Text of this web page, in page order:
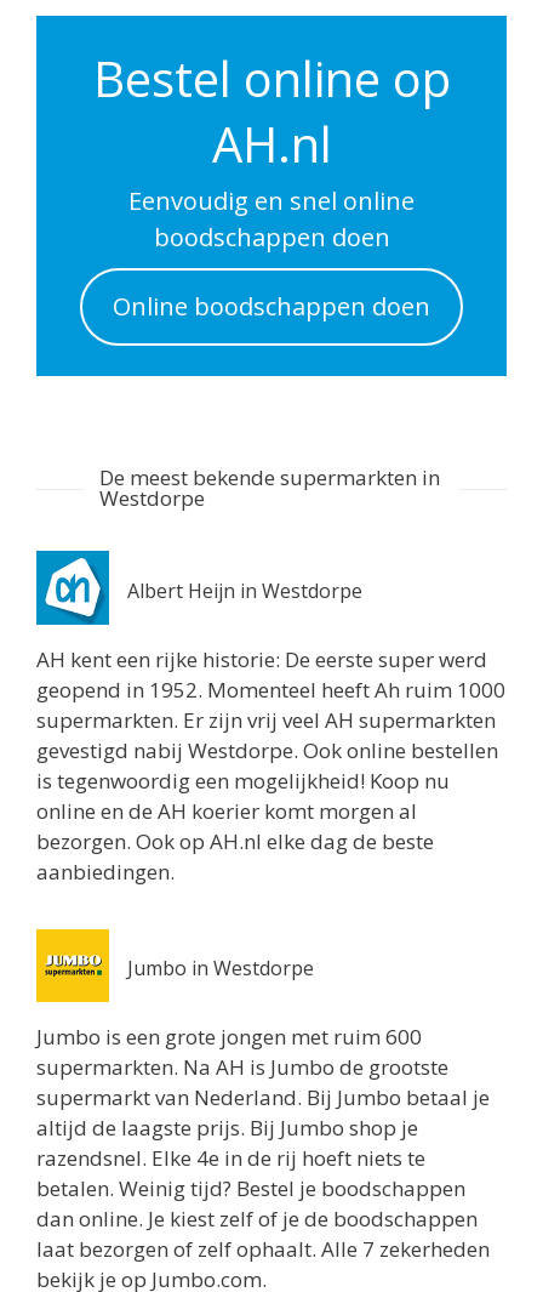
6.6 km
Routebeschrijving
Spar Philippine
Waterpoortstraat 4
Philippine 4553BG
7.2 km
Langestraat 2
9.1 km
Routebeschrijving
Alvarezlaan 40
Terneuzen 4536BD
9.6 km
Routebeschrijving
Albert Heijn Terneuzen
Bellamystraat 141
Terneuzen 4536AJ
Routebeschrijving
Bestel online op
AH.nl
Eenvoudig en snel online
boodschappen doen
Online boodschappen doen
De meest bekende supermarkten in
Westdorpe
Albert Heijn in Westdorpe
AH kent een rijke historie: De eerste super werd
geopend in 1952. Momenteel heeft Ah ruim 1000
supermarkten. Er zijn vrij veel AH supermarkten
gevestigd nabij Westdorpe. Ook online bestellen
is tegenwoordig een mogelijkheid! Koop nu
online en de AH koerier komt morgen al
bezorgen. Ook op AH.nl elke dag de beste
aanbiedingen.
Jumbo in Westdorpe
Jumbo is een grote jongen met ruim 600
supermarkten. Na AH is Jumbo de grootste
supermarkt van Nederland. Bij Jumbo betaal je
altijd de laagste prijs. Bij Jumbo shop je
razendsnel. Elke 4e in de rij hoeft niets te
betalen. Weinig tijd? Bestel je boodschappen
dan online. Je kiest zelf of je de boodschappen
laat bezorgen of zelf ophaalt. Alle 7 zekerheden
bekijk je op Jumbo.com.